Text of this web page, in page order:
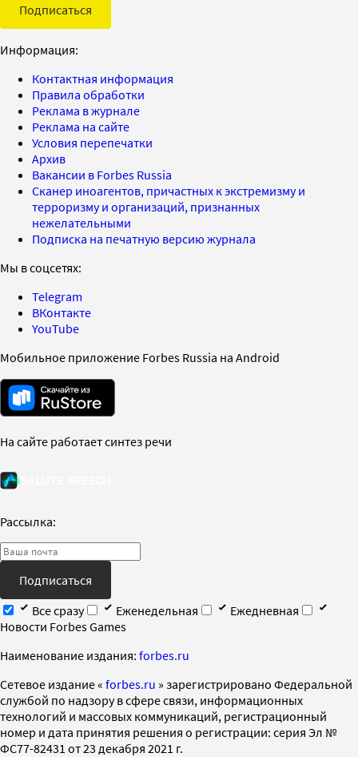
Подписаться
Информация:
Контактная информация
Правила обработки
Реклама в журнале
Реклама на сайте
Условия перепечатки
Архив
Вакансии в Forbes Russia
Сканер иноагентов, причастных к экстремизму и
терроризму и организаций, признанных
нежелательными
Подписка на печатную версию журнала
Мы в соцсетях:
Telegram
ВКонтакте
YouTube
Мобильное приложение Forbes Russia на Android
На сайте работает синтез речи
Рассылка:
Подписаться
Все сразу
Еженедельная
Ежедневная
Новости Forbes Games
Наименование издания: forbes.ru
Cетевое издание « forbes.ru » зарегистрировано Федеральной
службой по надзору в сфере связи, информационных
технологий и массовых коммуникаций, регистрационный
номер и дата принятия решения о регистрации: серия Эл №
ФС77-82431 от 23 декабря 2021 г.